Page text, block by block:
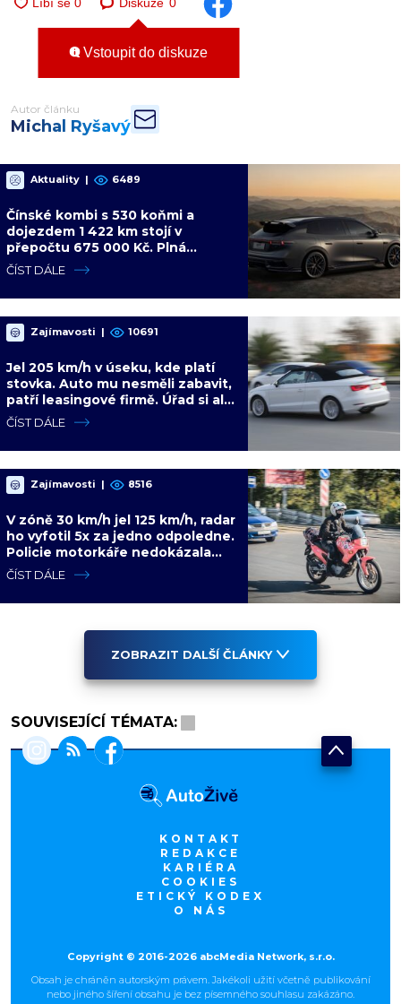
Diskuze 0
Vstoupit do diskuze
Autor článku
Michal Ryšavý
Aktuality | 6489
Čínské kombi s 530 koňmi a
dojezdem 1 422 km stojí v
přepočtu 675 000 Kč. Plná
výbava je v ceně, VW a BMW mají
problém
ČÍST DÁLE
Zajímavosti | 10691
Jel 205 km/h v úseku, kde platí
stovka. Auto mu nesměli zabavit,
patří leasingové firmě. Úřad si ale
poradil jinak
ČÍST DÁLE
Zajímavosti | 8516
V zóně 30 km/h jel 125 km/h, radar
ho vyfotil 5x za jedno odpoledne.
Policie motorkáře nedokázala
zastavit
ČÍST DÁLE
ZOBRAZIT DALŠÍ ČLÁNKY
SOUVISEJÍCÍ TÉMATA:
KONTAKT
REDAKCE
KARIÉRA
COOKIES
ETICKÝ KODEX
O NÁS
Copyright © 2016-2026 abcMedia Network, s.r.o.
Obsah je chráněn autorským právem. Jakékoli užití včetně publikování
nebo jiného šíření obsahu je bez písemného souhlasu zakázáno.